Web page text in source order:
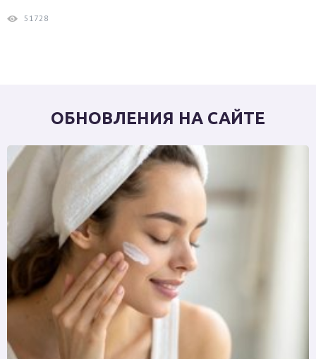
51728
ОБНОВЛЕНИЯ НА САЙТЕ